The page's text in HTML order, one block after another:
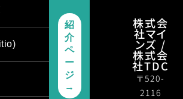
株式会
社マイ
ンズ /
株式会
社TDC
〒520-
2116
紹
介
ペ
ー
ジ
→